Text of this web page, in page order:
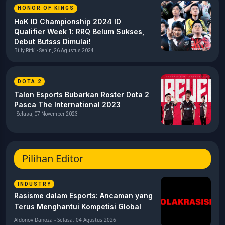
HONOR OF KINGS
HoK ID Championship 2024 ID
Qualifier Week 1: RRQ Belum Sukses,
Debut Butsss Dimulai!
Billy Rifki - Senin, 26 Agustus 2024
DOTA 2
Talon Esports Bubarkan Roster Dota 2
Pasca The International 2023
- Selasa, 07 November 2023
Pilihan Editor
INDUSTRY
Rasisme dalam Esports: Ancaman yang
Terus Menghantui Kompetisi Global
Aldonov Danoza - Selasa, 04 Agustus 2026